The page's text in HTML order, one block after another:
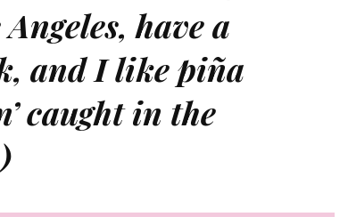
have a
and I like piña
caught in the